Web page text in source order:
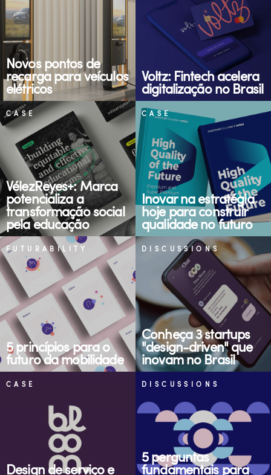
Novos pontos de
recarga para veículos
elétricos
Voltz: Fintech acelera
digitalização no Brasil
CASE
VélezReyes+: Marca
potencializa a
transformação social
pela educação
CASE
Inovar na estratégia
hoje para construir
qualidade no futuro
FUTURABILITY
5 princípios para o
futuro da mobilidade
DISCUSSIONS
Conheça 3 startups
"design-driven" que
inovam no Brasil
CASE
Design de serviço e
DISCUSSIONS
5 perguntas
fundamentais para